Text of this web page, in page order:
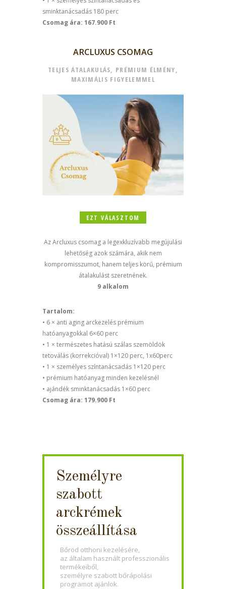
sminktanácsadás 180 perc
Csomag ára: 167.900 Ft
ARCLUXUS CSOMAG
TELJES ÁTALAKULÁS, PRÉMIUM ÉLMÉNY,
MAXIMÁLIS FIGYELEMMEL
EZT VÁLASZTOM
Az Arcluxus csomag a legexkluzívabb megújulási
lehetőség azok számára, akik nem
kompromisszumot, hanem teljes körű, prémium
átalakulást szeretnének.
9 alkalom
Tartalom:
• 6 × anti aging arckezelés prémium
hatóanyagokkal 6×60 perc
• 1 × természetes hatású szálas szemöldök
tetoválás (korrekcióval) 1×120 perc, 1x60perc
• 1 × személyes színtanácsadás 1×120 perc
• prémium hatóanyag minden kezelésnél
• ajándék sminktanácsadás 1×60 perc
Csomag ára: 179.900 Ft
Személyre
szabott
arckrémek
összeállítása
Bőröd otthoni kezelésére,
az általam használt professzionális
termékeiből,
személyre szabott bőrápolási
programot ajánlok.